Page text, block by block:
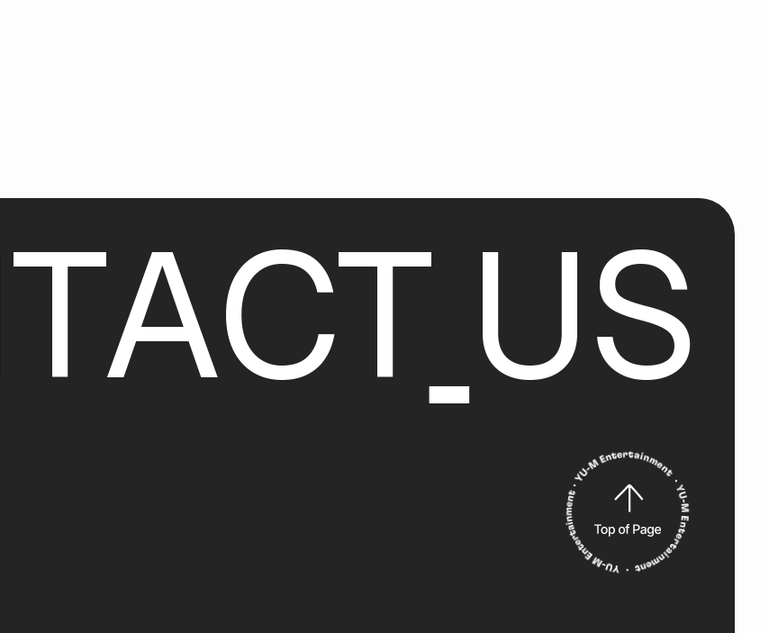
TACT US